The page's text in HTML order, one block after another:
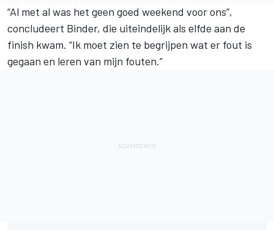
“Al met al was het geen goed weekend voor ons”,
concludeert Binder, die uiteindelijk als elfde aan de
finish kwam. “Ik moet zien te begrijpen wat er fout is
gegaan en leren van mijn fouten.”